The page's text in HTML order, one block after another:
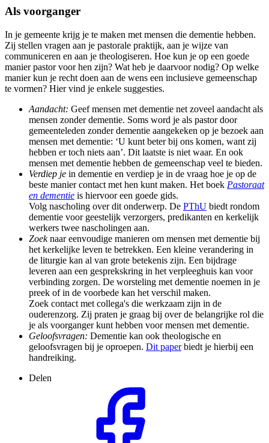
Als voorganger
In je gemeente krijg je te maken met mensen die dementie hebben.
Zij stellen vragen aan je pastorale praktijk, aan je wijze van
communiceren en aan je theologiseren. Hoe kun je op een goede
manier pastor voor hen zijn? Wat heb je daarvoor nodig? Op welke
manier kun je recht doen aan de wens een inclusieve gemeenschap
te vormen? Hier vind je enkele suggesties.
Aandacht: Geef mensen met dementie net zoveel aandacht als
mensen zonder dementie. Soms word je als pastor door
gemeenteleden zonder dementie aangekeken op je bezoek aan
mensen met dementie: ‘U kunt beter bij ons komen, want zij
hebben er toch niets aan’. Dit laatste is niet waar. En ook
mensen met dementie hebben de gemeenschap veel te bieden.
Verdiep je in dementie en verdiep je in de vraag hoe je op de
beste manier contact met hen kunt maken. Het boek Pastoraat
en dementie is hiervoor een goede gids.
Volg nascholing over dit onderwerp. De PThU biedt rondom
dementie voor geestelijk verzorgers, predikanten en kerkelijk
werkers twee nascholingen aan.
Zoeknaar eenvoudige manieren om mensen met dementie bij
het kerkelijke leven te betrekken. Een kleine verandering in
de liturgie kan al van grote betekenis zijn. Een bijdrage
leveren aan een gesprekskring in het verpleeghuis kan voor
verbinding zorgen. De worsteling met dementie noemen in je
preek of in de voorbede kan het verschil maken.
Zoek contact met collega's die werkzaam zijn in de
ouderenzorg. Zij praten je graag bij over de belangrijke rol die
je als voorganger kunt hebben voor mensen met dementie.
Geloofsvragen: Dementie kan ook theologische en
geloofsvragen bij je oproepen. Dit paperbiedt je hierbij een
handreiking.
Delen